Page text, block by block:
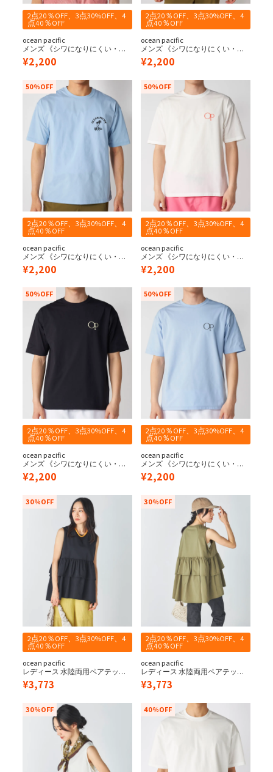
2点20％OFF、3点30%OFF、4
点40％OFF
ocean pacific
メンズ 《シワになりにくい・軽
量速乾・UPF50+≫ペアテックス
水陸両用 Tシャツ
¥2,200
2点20％OFF、3点30%OFF、4
点40％OFF
ocean pacific
メンズ 《シワになりにくい・軽
量速乾・UPF50+≫ペアテックス
水陸両用 Tシャツ
¥2,200
2点20％OFF、3点30%OFF、4
点40％OFF
ocean pacific
メンズ 《シワになりにくい・軽
量速乾・UPF50+≫ペアテックス
水陸両用 Tシャツ
50%OFF
¥2,200
2点20％OFF、3点30%OFF、4
点40％OFF
ocean pacific
メンズ 《シワになりにくい・軽
量速乾・UPF50+≫ペアテックス
水陸両用 Tシャツ
50%OFF
¥2,200
2点20％OFF、3点30%OFF、4
点40％OFF
ocean pacific
メンズ 《シワになりにくい・軽
量速乾・UPF50+≫ペアテックス
水陸両用 Tシャツ
50%OFF
¥2,200
2点20％OFF、3点30%OFF、4
点40％OFF
ocean pacific
メンズ 《シワになりにくい・軽
量速乾・UPF50+≫ペアテックス
水陸両用 Tシャツ
50%OFF
¥2,200
2点20％OFF、3点30%OFF、4
点40％OFF
ocean pacific
レディース 水陸両用ペアテック
スタンク
30%OFF
¥3,773
2点20％OFF、3点30%OFF、4
点40％OFF
ocean pacific
レディース 水陸両用ペアテック
スタンク
30%OFF
¥3,773
30%OFF 40%OFF